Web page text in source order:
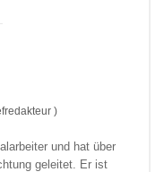
)
und hat über
geleitet. Er ist